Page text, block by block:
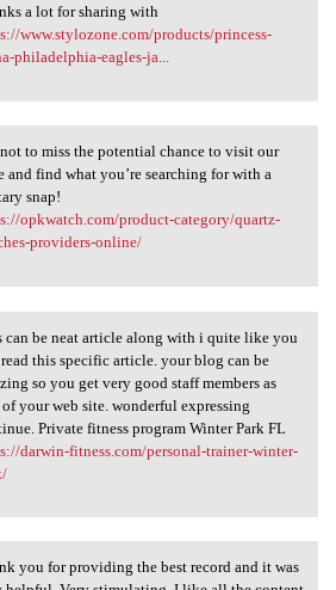
a lot for sharing with
www.stylozone.com/products/princess-
philadelphia-eagles-ja...
to miss the potential
to miss the potential chance to visit our
and find what you’re searching for with a
snap!
opkwatch.com/product-category/quartz-
providers-online/
be neat article
can be neat article along with i quite like you
this specific article. your blog can be
so you get very good staff members as
your web site. wonderful expressing
Private fitness program Winter Park FL
darwin-fitness.com/personal-trainer-winter-
you for providing the best record and it was